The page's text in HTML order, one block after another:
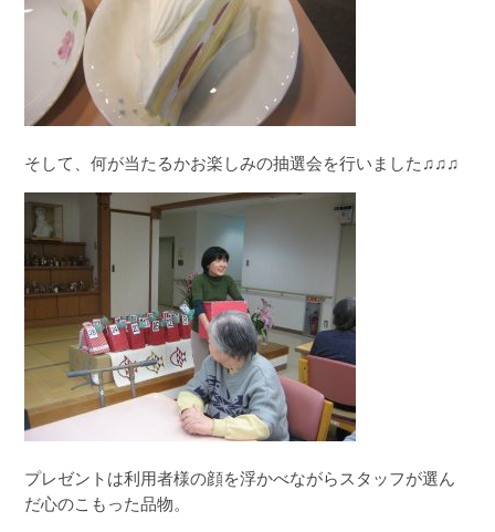
そして、何が当たるかお楽しみの抽選会を行いました♫♫♫
プレゼントは利用者様の顔を浮かべながらスタッフが選ん
だ心のこもった品物。